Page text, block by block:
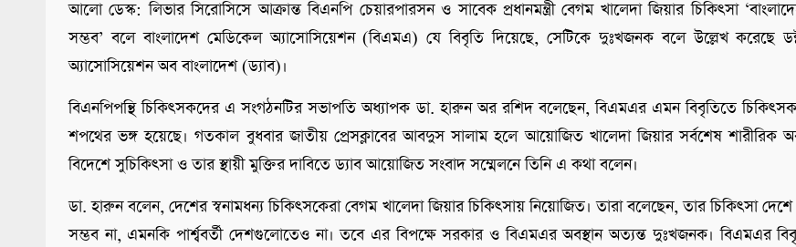
আলো ডেস্ক: লিভার সিরোসিসে আক্রান্ত বিএনপি চেয়ারপারসন ও সাবেক প্রধানমন্ত্রী বেগম খালেদা জিয়ার চিকিৎসা
সম্ভব’ বলে বাংলাদেশ মেডিকেল অ্যাসোসিয়েশন (বিএমএ) যে বিবৃতি দিয়েছে, সেটিকে দুঃখজনক বলে উল্লেখ করেছে
অ্যাসোসিয়েশন অব বাংলাদেশ (ড্যাব)।
বিএনপিপন্থি চিকিৎসকদের এ সংগঠনটির সভাপতি অধ্যাপক ডা. হারুন অর রশিদ বলেছেন, বিএমএর এমন বিবৃতিতে
শপথের ভঙ্গ হয়েছে। গতকাল বুধবার জাতীয় প্রেসক্লাবের আবদুস সালাম হলে আয়োজিত খালেদা জিয়ার সর্বশেষ শারীরিক
বিদেশে সুচিকিৎসা ও তার স্থায়ী মুক্তির দাবিতে ড্যাব আয়োজিত সংবাদ সম্মেলনে তিনি এ কথা বলেন।
ডা. হারুন বলেন, দেশের স্বনামধন্য চিকিৎসকেরা বেগম খালেদা জিয়ার চিকিৎসায় নিয়োজিত। তারা বলেছেন, তার চিকিৎসা
সম্ভব না, এমনকি পার্শ্ববর্তী দেশগুলোতেও না। তবে এর বিপক্ষে সরকার ও বিএমএর অবস্থান অত্যন্ত দুঃখজনক। বিএমএর